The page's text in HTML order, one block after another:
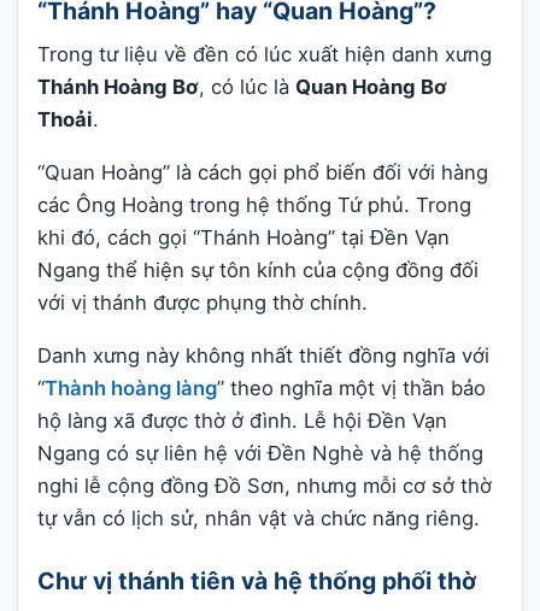
“Thánh Hoàng” hay “Quan Hoàng”?
Trong tư liệu về đền có lúc xuất hiện danh xưng
Thánh Hoàng Bơ, có lúc là Quan Hoàng Bơ
Thoải.
“Quan Hoàng” là cách gọi phổ biến đối với hàng
các Ông Hoàng trong hệ thống Tứ phủ. Trong
khi đó, cách gọi “Thánh Hoàng” tại Đền Vạn
Ngang thể hiện sự tôn kính của cộng đồng đối
với vị thánh được phụng thờ chính.
Danh xưng này không nhất thiết đồng nghĩa với
“Thành hoàng làng” theo nghĩa một vị thần bảo
hộ làng xã được thờ ở đình. Lễ hội Đền Vạn
Ngang có sự liên hệ với Đền Nghè và hệ thống
nghi lễ cộng đồng Đồ Sơn, nhưng mỗi cơ sở thờ
tự vẫn có lịch sử, nhân vật và chức năng riêng.
Chư vị thánh tiên và hệ thống phối thờ